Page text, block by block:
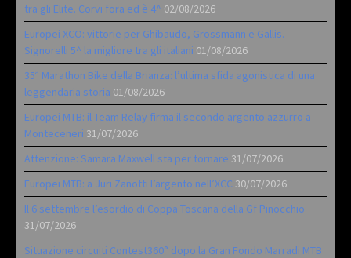
tra gli Elite. Corvi fora ed è 4^ 02/08/2026
Europei XCO: vittorie per Ghibaudo, Grossmann e Gallis.
Signorelli 5^ la migliore tra gli italiani 01/08/2026
35ª Marathon Bike della Brianza: l’ultima sfida agonistica di una
leggendaria storia 01/08/2026
Europei MTB: il Team Relay firma il secondo argento azzurro a
Monteceneri 31/07/2026
Attenzione: Samara Maxwell sta per tornare 31/07/2026
Europei MTB: a Juri Zanotti l’argento nell’XCC 30/07/2026
Il 6 settembre l’esordio di Coppa Toscana della Gf Pinocchio
31/07/2026
Situazione circuiti Contest360° dopo la Gran Fondo Marradi MTB